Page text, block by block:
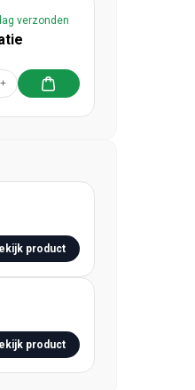
verzonden
+
product
product